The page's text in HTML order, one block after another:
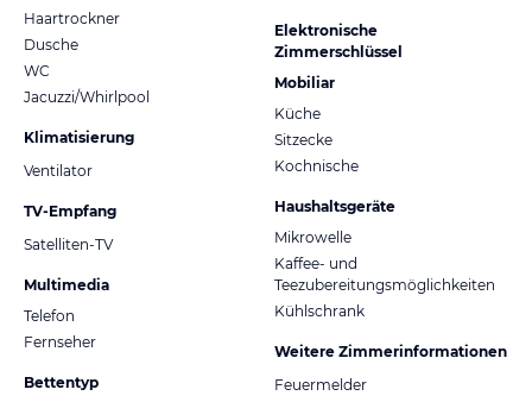
Haartrockner
Dusche
WC
Jacuzzi/Whirlpool
Klimatisierung
Ventilator
TV-Empfang
Satelliten-TV
Multimedia
Telefon
Fernseher
Bettentyp
Elektronische
Zimmerschlüssel
Mobiliar
Küche
Sitzecke
Kochnische
Haushaltsgeräte
Mikrowelle
Kaffee- und
Teezubereitungsmöglichkeiten
Kühlschrank
Weitere Zimmerinformationen
Feuermelder